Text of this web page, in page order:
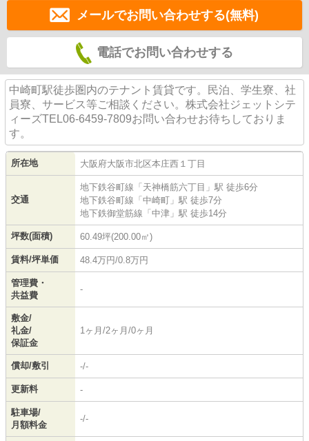
メールでお問い合わせする(無料)
電話でお問い合わせする
中崎町駅徒歩圏内のテナント賃貸です。民泊、学生寮、社
員寮、サービス等ご相談ください。株式会社ジェットシテ
ィーズTEL06-6459-7809お問い合わせお待ちしておりま
す。
所在地 大阪府大阪市北区本庄西 １丁目
交通
地下鉄谷町線 「 天神橋筋六丁目 」駅 徒歩6分
地下鉄谷町線 「 中崎町 」駅 徒歩7分
地下鉄御堂筋線 「 中津 」駅 徒歩14分
坪数(面積) 60.49坪(200.00㎡)
賃料/坪単価 48.4万円/0.8万円
管理費・
共益費
-
敷金/
礼金/
保証金
1ヶ月/2ヶ月/0ヶ月
償却/敷引 -/-
更新料 -
駐車場/
月額料金
-/-